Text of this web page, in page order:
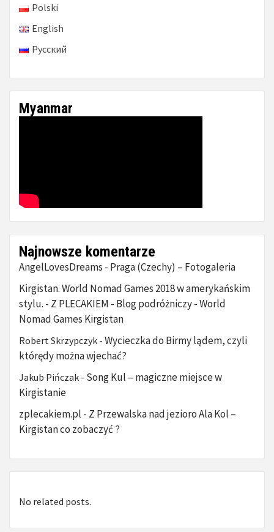
Polski
English
Русский
Myanmar
Najnowsze komentarze
AngelLovesDreams - Praga (Czechy) – Fotogaleria
Kirgistan. World Nomad Games 2018 w amerykańskim
stylu. - Z PLECAKIEM - Blog podróżniczy - World
Nomad Games Kirgistan
Robert Skrzypczyk - Wycieczka do Birmy lądem, czyli
którędy można wjechać?
Jakub Pińczak - Song Kul – magiczne miejsce w
Kirgistanie
zplecakiem.pl - Z Przewalska nad jezioro Ala Kol –
Kirgistan co zobaczyć ?
No related posts.